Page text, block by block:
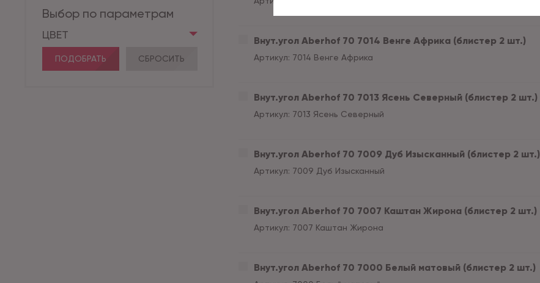
Выбор по параметрам
ЦВЕТ
ПОДОБРАТЬ СБРОСИТЬ
Внут.угол Aberhof 70 7014 Венге Африка (блистер 2 шт.)
Артикул: 7014 Венге Африка
Внут.угол Aberhof 70 7013 Ясень Северный (блистер 2 шт.)
Артикул: 7013 Ясень Северный
Внут.угол Aberhof 70 7009 Дуб Изысканный (блистер 2 шт.)
Артикул: 7009 Дуб Изысканный
Внут.угол Aberhof 70 7007 Каштан Жирона (блистер 2 шт.)
Артикул: 7007 Каштан Жирона
Внут.угол Aberhof 70 7000 Белый матовый (блистер 2 шт.)